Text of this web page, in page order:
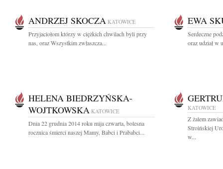
ANDRZEJ SKOCZA KATOWICE
Przyjaciołom którzy w ciężkich chwilach byli przy
nas, oraz Wszystkim zwłaszcza...
EWA
Serdeczne
oraz udział w
HELENA BIEDRZYŃSKA-
WOJTKOWSKA KATOWICE
Dnia 22 grudnia 2014 roku mija czwarta, bolesna
rocznica śmierci naszej Mamy, Babci i Prababci...
KATOWICE
Z żalem
Stroińskiej
w...